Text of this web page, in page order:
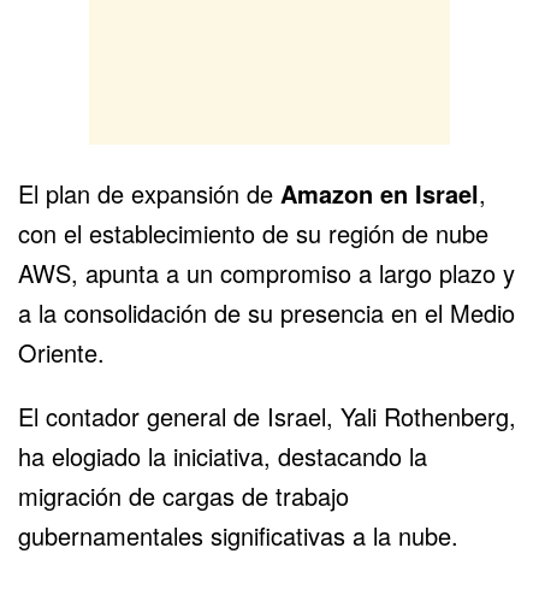
El plan de expansión de Amazon en Israel,
con el establecimiento de su región de nube
AWS, apunta a un compromiso a largo plazo y
a la consolidación de su presencia en el Medio
Oriente.
El contador general de Israel, Yali Rothenberg,
ha elogiado la iniciativa, destacando la
migración de cargas de trabajo
gubernamentales significativas a la nube.